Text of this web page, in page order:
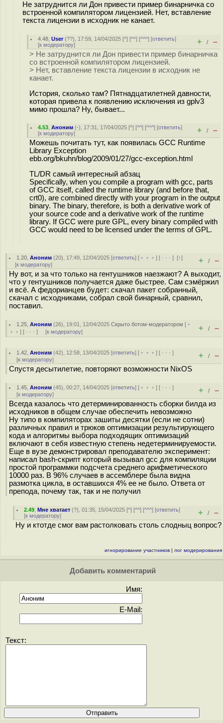
Не затруднится ли Дон привести пример бинарничка со
встроенной компилятором лицензией. Нет, вставление
текста лицензии в исходник не канает.
4.48 ,User(??), 17:59, 14/04/2025 [^] [^^] [^^^] [ответить]
[к модератору] + / –
> Не затруднится ли Дон привести пример бинарничка
со встроенной компилятором лицензией.
> Нет, вставление текста лицензии в исходник не
канает.
История, сколько там? Пятнадцатилетней давности,
которая привела к появлению исключения из gplv3
мимо прошла? Ну, бывает...
4.53 ,Аноним (-), 17:31, 17/04/2025 [^] [^^] [^^^] [ответить]
[к модератору] + / –
Можешь почитать тут, как появилась GCC Runtime
Library Exception
ebb.org/bkuhn/blog/2009/01/27/gcc-exception.html
TL/DR самый интересный абзац
Specifically, when you compile a program with gcc, parts
of GCC itself, called the runtime library (and before that,
crt0), are combined directly with your program in the output
binary. The binary, therefore, is both a derivative work of
your source code and a derivative work of the runtime
library. If GCC were pure GPL, every binary compiled with
GCC would need to be licensed under the terms of GPL.
1.20 ,Аноним (20), 17:49, 12/04/2025 [ответить] [ ﹢﹢﹢] [ · · ·][↑]
[к модератору] + / –
Ну вот, и за что только на гентушников наезжают? А выходит,
что у гентушников получается даже быстрее. Сам сэмёржил
и всё. А федорианцев будет: скачал пакет собранный,
скачал с исходниками, собрал свой бинарный, сравнил,
поставил.
1.25 ,Аноним (26), 19:01, 12/04/2025Скрыто ботом-модератором [ ﹢
﹢﹢ ] [ · · · ] [к модератору] + / –
1.42 ,Аноним (42), 12:58, 13/04/2025 [ответить] [ ﹢﹢﹢] [ · · ·]
[к модератору] + / –
Спустя десытилетие, повторяют возможности NixOS
1.45 ,Аноним (45), 00:27, 14/04/2025 [ответить] [ ﹢﹢﹢] [ · · ·]
[к модератору] + / –
Всегда казалось что детерминированность сборки билда из
исходников в общем случае обеспечить невозможно
Ну типо в компиляторах зашиты десятки (если не сотни)
различных правил и трюков оптимизации результирующего
кода и алгоритмы выбора подходящих оптимизаций
включают в себя известную степень недетерминируемости.
Еще в вузе демонстрировал преподавателю эксперимент:
написал bash-скрипт который вызывал gcc для компиляции
простой программки подсчета среднего арифметического
10000 раз. В 96% случаев в ассемблере была видна
размотка цикла, в оставшихся 4% ее не было. Ответа от
препода, почему так, так и не получил
2.49 ,Мне хватает (?), 01:35, 15/04/2025 [^] [^^] [^^^] [ответить]
[к модератору] + / –
Ну и ктотде смог вам растолковать столь слодныц вопрос?
игнорирование участников | лог модерирования
Добавить комментарий
Имя:
E-Mail:
Текст: